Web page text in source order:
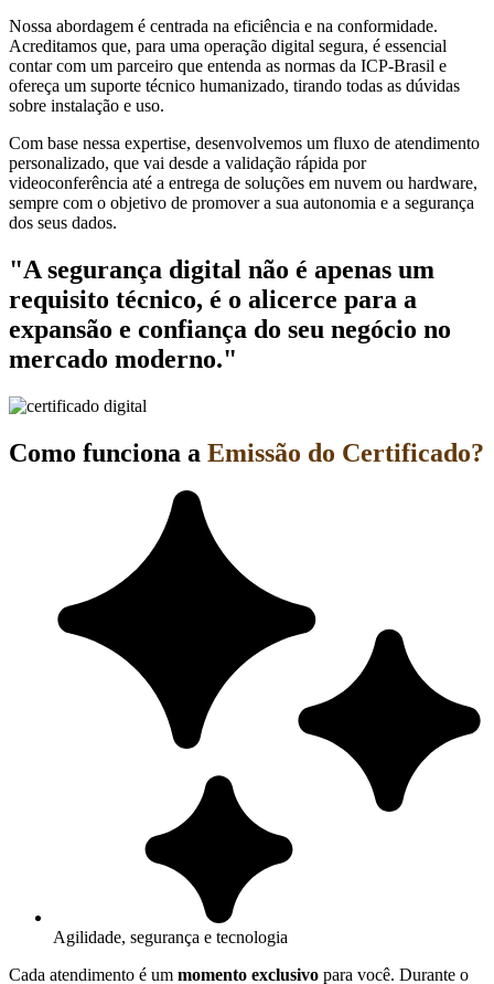
Nossa abordagem é centrada na eficiência e na conformidade.
Acreditamos que, para uma operação digital segura, é essencial
contar com um parceiro que entenda as normas da ICP-Brasil e
ofereça um suporte técnico humanizado, tirando todas as dúvidas
sobre instalação e uso.
Com base nessa expertise, desenvolvemos um fluxo de atendimento
personalizado, que vai desde a validação rápida por
videoconferência até a entrega de soluções em nuvem ou hardware,
sempre com o objetivo de promover a sua autonomia e a segurança
dos seus dados.
"A segurança digital não é apenas um
requisito técnico, é o alicerce para a
expansão e confiança do seu negócio no
mercado moderno."
Como funciona a Emissão do Certificado?
Agilidade, segurança e tecnologia
Cada atendimento é um momento exclusivo para você. Durante o